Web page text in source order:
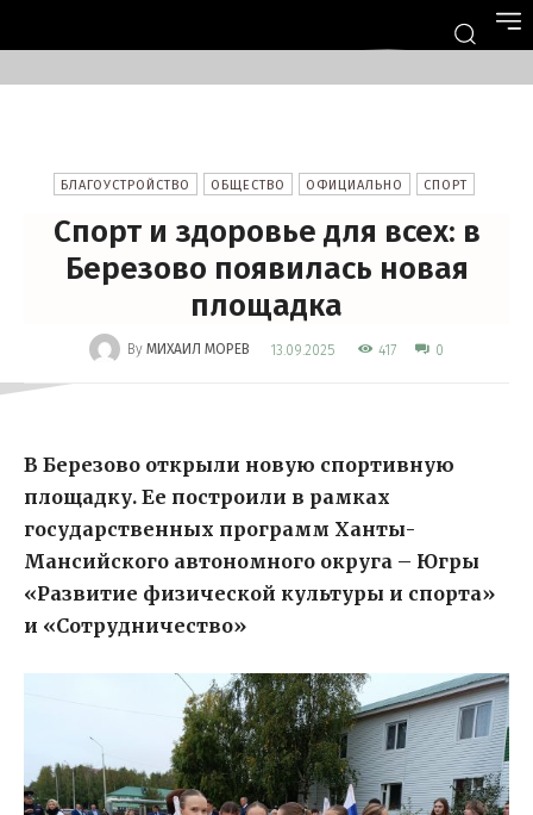
БЛАГОУСТРОЙСТВО ОБЩЕСТВО ОФИЦИАЛЬНО СПОРТ
Спорт и здоровье для всех: в
Березово появилась новая
площадка
By МИХАИЛ МОРЕВ 13.09.2025 417 0
В Березово открыли новую спортивную
площадку. Ее построили в рамках
государственных программ Ханты-
Мансийского автономного округа – Югры
«Развитие физической культуры и спорта»
и «Сотрудничество»